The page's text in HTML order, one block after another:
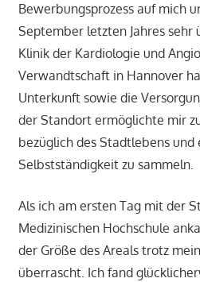
Bewerbungsprozess auf mich
September letzten Jahres sehr
Klinik der Kardiologie und
Verwandtschaft in Hannover
Unterkunft sowie die
der Standort ermöglichte mir
bezüglich des Stadtlebens
Selbstständigkeit zu sammeln.
Als ich am ersten Tag mit der
Medizinischen Hochschule
der Größe des Areals trotz
überrascht. Ich fand